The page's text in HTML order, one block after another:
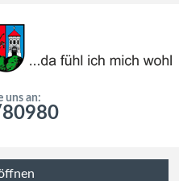
uns an: